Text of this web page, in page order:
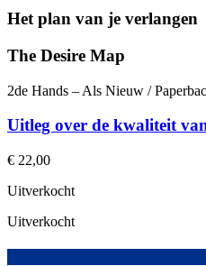
Het plan van je verlangen
The Desire Map
2de Hands – Als Nieuw /
Uitleg over de kwaliteit
€ 22,00
Uitverkocht
Uitverkocht